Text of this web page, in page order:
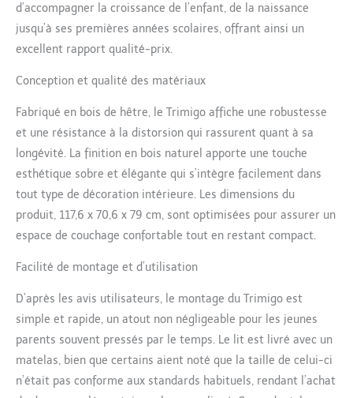
sans peinture】 Le Lit enfant
est fabriqué en hêtre robuste
et antibactérien issu des
forêts européennes - un
gage de qualité durable. Sans
donc aucune inquiétude
même si bébé mordille.
Connecteurs métalliques
cachés : aucune vis ni boulon
visible à l'extérieur, offrant
une esthétique de design
épurée et élégante pour la
chambre. Lit parapluie bébé
avec matelas,onfort de
【Réglage flexible de la
hauteur】 Le Trimigo Lit
bébé propose 8 niveaux de
réglage de hauteur (17 cm à
47 cm). Il évolue avec la
croissance de l'enfant pour
répondre aux besoins à
chaque âge. Cette alliance de
d’accompagner la croissance de l’enfant, de la naissance
jusqu’à ses premières années scolaires, offrant ainsi un
excellent rapport qualité-prix.
Conception et qualité des matériaux
Fabriqué en bois de hêtre, le Trimigo affiche une robustesse
et une résistance à la distorsion qui rassurent quant à sa
longévité. La finition en bois naturel apporte une touche
esthétique sobre et élégante qui s’intègre facilement dans
tout type de décoration intérieure. Les dimensions du
produit, 117,6 x 70,6 x 79 cm, sont optimisées pour assurer un
espace de couchage confortable tout en restant compact.
Facilité de montage et d’utilisation
D’après les avis utilisateurs, le montage du Trimigo est
simple et rapide, un atout non négligeable pour les jeunes
parents souvent pressés par le temps. Le lit est livré avec un
matelas, bien que certains aient noté que la taille de celui-ci
n’était pas conforme aux standards habituels, rendant l’achat